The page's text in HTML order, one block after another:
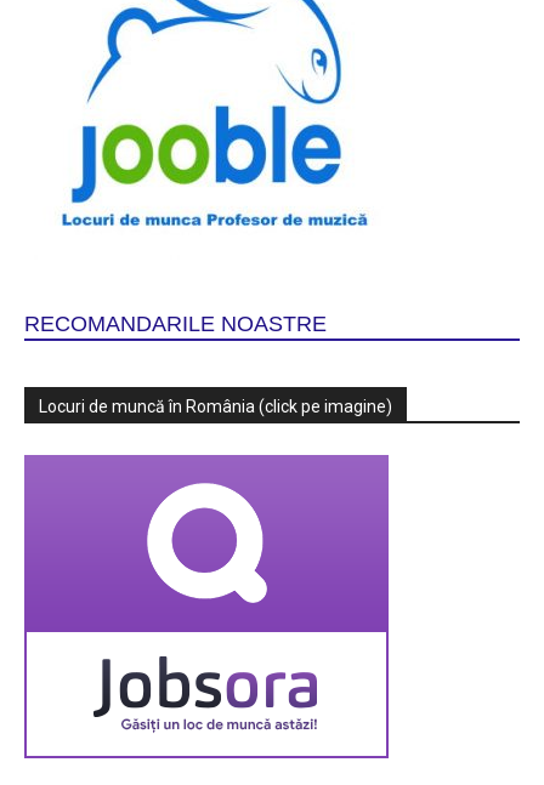
RECOMANDARILE NOASTRE
Locuri de muncă în România (click pe imagine)